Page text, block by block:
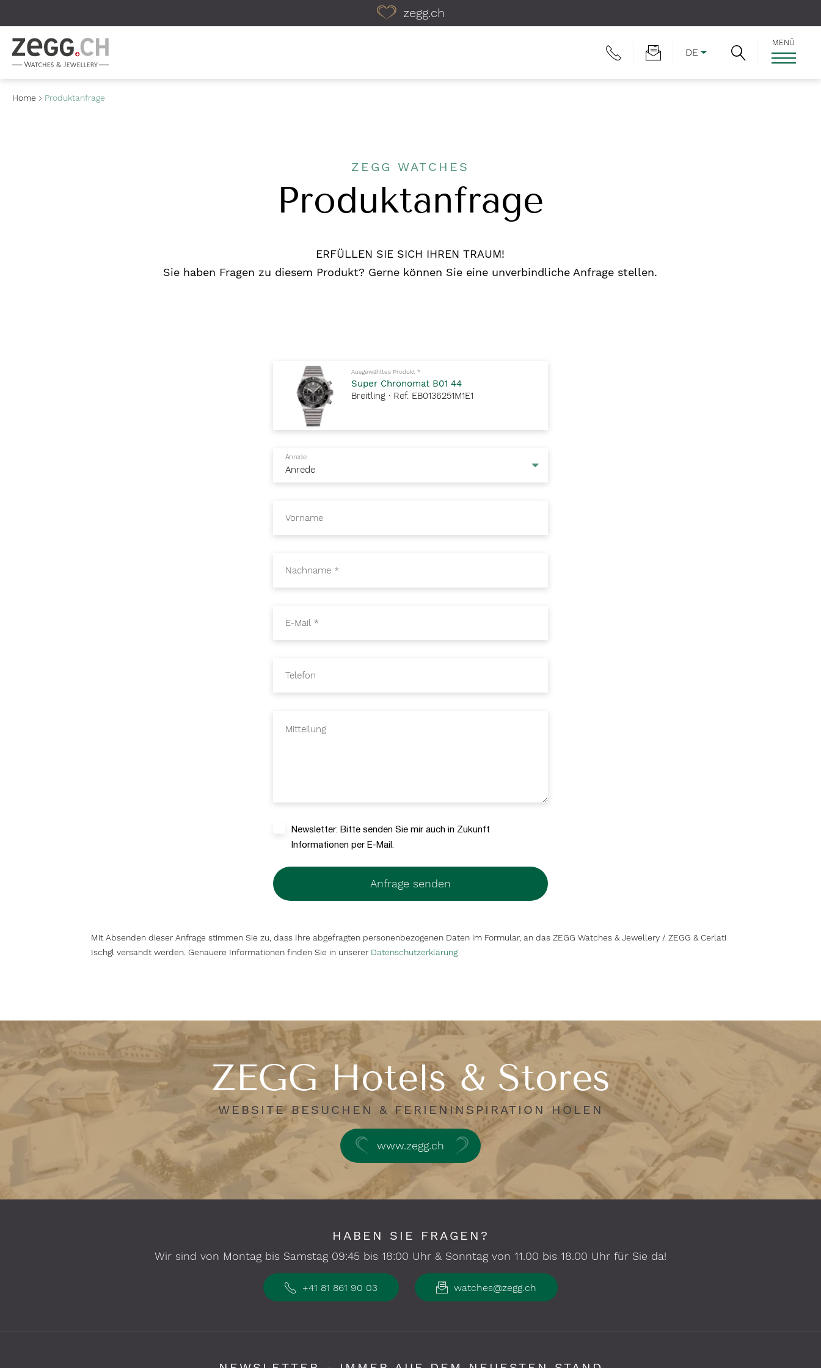
zegg.ch
DE
MENÜ
Home Produktanfrage
ZEGG WATCHES
Produktanfrage
ERFÜLLEN SIE SICH IHREN TRAUM!
Sie haben Fragen zu diesem Produkt? Gerne können Sie eine unverbindliche Anfrage stellen.
Pflichtfelder bitte ausfüllen
Ausgewähltes Produkt *
Super Chronomat B01 44
Breitling · Ref. EB0136251M1E1
Anrede
Vorname
Nachname *
E-Mail *
Telefon
Mitteilung
Newsletter: Bitte senden Sie mir auch in Zukunft
Informationen per E-Mail.
Anfrage senden
Mit Absenden dieser Anfrage stimmen Sie zu, dass Ihre abgefragten personenbezogenen Daten im Formular, an das ZEGG Watches & Jewellery / ZEGG & Cerlati
Ischgl versandt werden. Genauere Informationen finden Sie in unserer Datenschutzerklärung
ZEGG Hotels & Stores
WEBSITE BESUCHEN & FERIENINSPIRATION HOLEN
www.zegg.ch
HABEN SIE FRAGEN?
Wir sind von Montag bis Samstag 09:45 bis 18:00 Uhr & Sonntag von 11.00 bis 18.00 Uhr für Sie da!
+41 81 861 90 03 watches@zegg.ch